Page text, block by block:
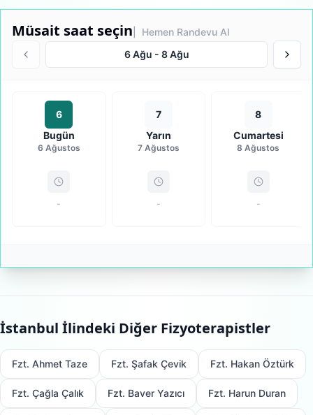
Müsait saat seçin | Hemen Randevu Al
6 Ağu - 8 Ağu
6
Bugün
6 Ağustos
-
7
Yarın
7 Ağustos
-
8
Cumartesi
8 Ağustos
-
İstanbul İlindeki Diğer Fizyoterapistler
Fzt. Ahmet Taze Fzt. Şafak Çevik Fzt. Hakan Öztürk
Fzt. Çağla Çalık Fzt. Baver Yazıcı Fzt. Harun Duran